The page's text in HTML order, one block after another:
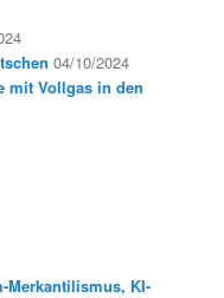
04/10/2024
mit Vollgas in den
Merkantilismus, KI-